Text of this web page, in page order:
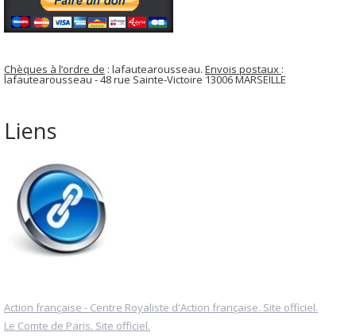
Chèques à l’ordre de : lafautearousseau. Envois postaux :
lafautearousseau - 48 rue Sainte-Victoire 13006 MARSEILLE
Liens
Action française - Centre Royaliste d'Action française. Site officiel.
Le Comte de Paris. Site officiel.